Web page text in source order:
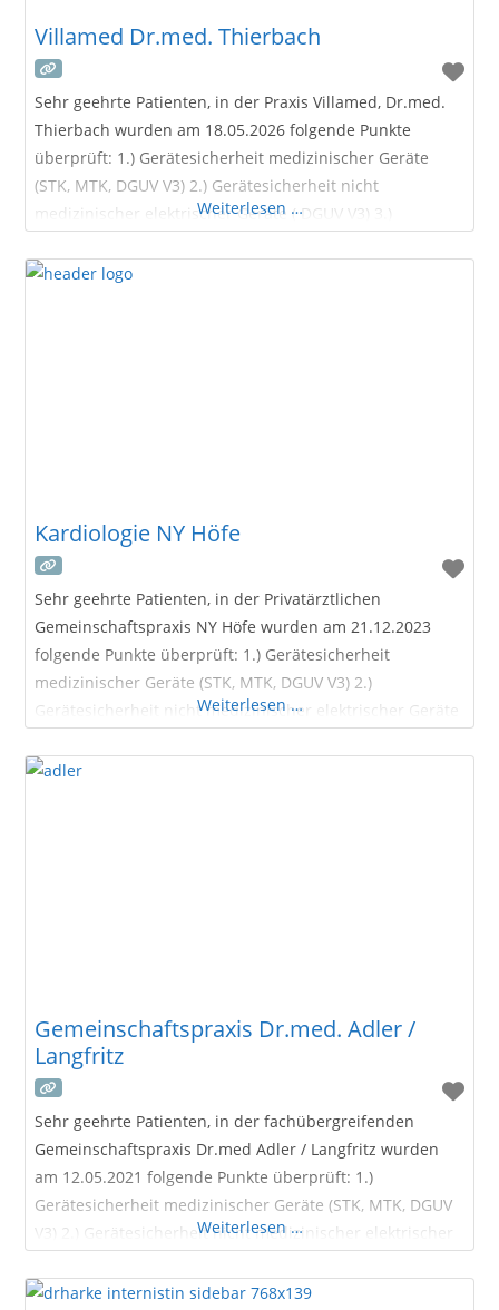
Villamed Dr.med. Thierbach
Sehr geehrte Patienten, in der Praxis Villamed, Dr.med.
Thierbach wurden am 18.05.2026 folgende Punkte
überprüft: 1.) Gerätesicherheit medizinischer Geräte
(STK, MTK, DGUV V3) 2.) Gerätesicherheit nicht
medizinischer elektrischer Geräte ( DGUV V3) 3.)
Arbeitssicherheit inkl. Geräteeinweisungen nach MPG
Weiterlesen …
Kardiologie NY Höfe
Sehr geehrte Patienten, in der Privatärztlichen
Gemeinschaftspraxis NY Höfe wurden am 21.12.2023
folgende Punkte überprüft: 1.) Gerätesicherheit
medizinischer Geräte (STK, MTK, DGUV V3) 2.)
Gerätesicherheit nicht medizinischer elektrischer Geräte
Praxisräumlichkeiten 4.) Arbeitssicherheit inkl.
Weiterlesen …
Gemeinschaftspraxis Dr.med. Adler /
Langfritz
Sehr geehrte Patienten, in der fachübergreifenden
Gemeinschaftspraxis Dr.med Adler / Langfritz wurden
am 12.05.2021 folgende Punkte überprüft: 1.)
Gerätesicherheit medizinischer Geräte (STK, MTK, DGUV
V3) 2.) Gerätesicherheit nicht medizinischer elektrischer
Praxisräumlichkeiten 4.) Arbeitssicherheit inkl.
Weiterlesen …